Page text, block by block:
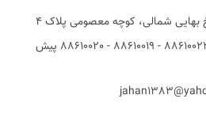
بهایی شمالی، کوچه معصومی پلاک 4
تلفن تماس: 88610021- 88610023 - 88610019 - 88610020 پیش